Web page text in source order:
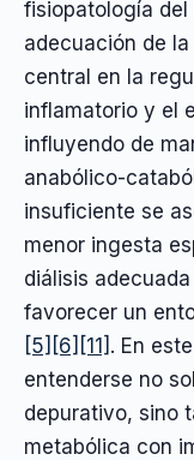
fisiopatología del
adecuación de
central en la
inflamatorio y el
influyendo de
anabólico-
insuficiente se
menor ingesta
diálisis
favorecer un
[5] [6] [11] . En
entenderse no
depurativo, sino
metabólica con